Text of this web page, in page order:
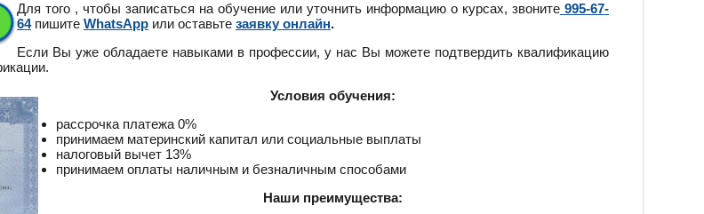
Для того , чтобы записаться на обучение или уточнить информацию о курсах, звоните 995-67-
64пишите WhatsApp или оставьте заявку онлайн.
Если Вы уже обладаете навыками в профессии, у нас Вы можете подтвердить квалификацию
Условия обучения:
рассрочка платежа 0%
принимаем материнский капитал или социальные выплаты
налоговый вычет 13%
принимаем оплаты наличным и безналичным способами
Наши преимущества: